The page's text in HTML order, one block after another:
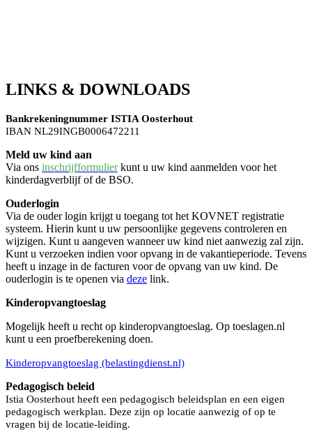
LINKS & DOWNLOADS
Bankrekeningnummer ISTIA Oosterhout
IBAN NL29INGB0006472211
Meld uw kind aan
Via ons inschrijfformulierkunt u uw kind aanmelden voor het
kinderdagverblijf of de BSO.
Ouderlogin
Via de ouder login krijgt u toegang tot het KOVNET registratie
systeem. Hierin kunt u uw persoonlijke gegevens controleren en
wijzigen. Kunt u aangeven wanneer uw kind niet aanwezig zal zijn.
Kunt u verzoeken indien voor opvang in de vakantieperiode. Tevens
heeft u inzage in de facturen voor de opvang van uw kind. De
ouderlogin is te openen via deze link.
Kinderopvangtoeslag
Mogelijk heeft u recht op kinderopvangtoeslag. Op toeslagen.nl
kunt u een proefberekening doen.
Kinderopvangtoeslag (belastingdienst.nl)
Pedagogisch beleid
Istia Oosterhout heeft een pedagogisch beleidsplan en een eigen
pedagogisch werkplan. Deze zijn op locatie aanwezig of op te
vragen bij de locatie-leiding.